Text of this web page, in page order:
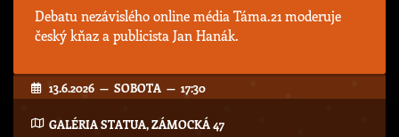
Debatu nezávislého online média Táma.21 moderuje
český kňaz a publicista Jan Hanák.
13.6.2026 — SOBOTA — 17:30
GALÉRIA STATUA, ZÁMOCKÁ 47